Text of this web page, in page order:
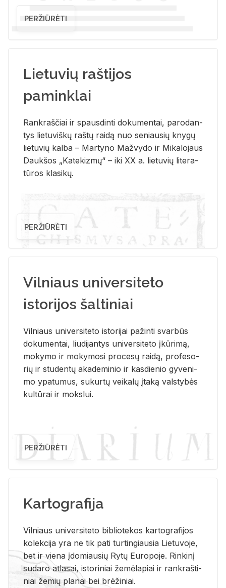
PERŽIŪRĖTI
Lietuvių raštijos
paminklai
Rank­raš­čiai ir spaus­din­ti do­ku­men­tai, pa­ro­dan­
tys lie­tu­viš­kų raš­tų rai­dą nuo se­niau­sių kny­gų
lie­tu­vių kal­ba – Mar­ty­no Ma­žvy­do ir Mi­ka­lo­jaus
Dauk­šos „Ka­te­kiz­mų“ – iki XX a. lie­tu­vių li­te­ra­
tū­ros kla­si­kų.
PERŽIŪRĖTI
Vilniaus universiteto
istorijos šaltiniai
Vil­niaus uni­ver­si­te­to is­to­ri­jai pa­žin­ti svar­būs
do­ku­men­tai, liu­di­jan­tys uni­ver­si­te­to įkū­ri­mą,
mo­ky­mo ir mo­ky­mo­si pro­ce­sų rai­dą, pro­fe­so­
rių ir stu­den­tų aka­de­mi­nio ir kas­die­nio gy­ve­ni­
mo ypa­tu­mus, su­kur­tų vei­ka­lų įta­ką vals­ty­bės
kul­tū­rai ir moks­lui.
PERŽIŪRĖTI
Kartografija
Vil­niaus uni­ver­si­te­to bi­b­lio­te­kos kar­to­gra­fi­jos
ko­lek­ci­ja yra ne tik pati tur­tin­giau­sia Lie­tu­vo­je,
bet ir vie­na įdo­miau­sių Rytų Eu­ro­po­je. Rin­ki­nį
su­da­ro at­la­sai, is­to­ri­niai že­mė­la­piai ir rank­raš­ti­
niai že­mių pla­nai bei brė­ži­niai.